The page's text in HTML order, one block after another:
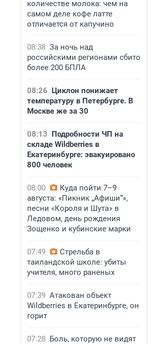
количестве молока: чем на
самом деле кофе латте
отличается от капучино
08:38 За ночь над
российскими регионами сбито
более 200 БПЛА
08:26 Циклон понижает
температуру в Петербурге. В
Москве же за 30
08:13 Подробности ЧП на
складе Wildberries в
Екатеринбурге: эвакуировано
800 человек
08:00
Куда пойти 7–9
августа: «Пикник „Афиши“»,
песни «Короля и Шута» в
Ледовом, день рождения
Зощенко и кубинские марки
07:49
Стрельба в
таиландской школе: убиты
учителя, много раненых
07:39 Атакован объект
Wildberries в Екатеринбурге, он
горит
07:28 Боль, которую не видят